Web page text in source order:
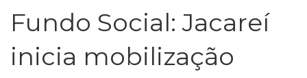
Fundo Social: Jacareí
inicia mobilização